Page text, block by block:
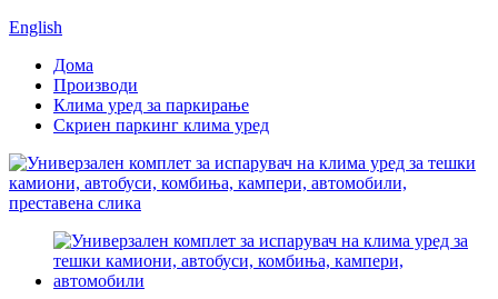
English
Дома
Производи
Клима уред за паркирање
Скриен паркинг клима уред